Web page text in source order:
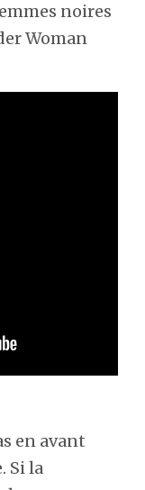
noires
Woman
en avant
Si la